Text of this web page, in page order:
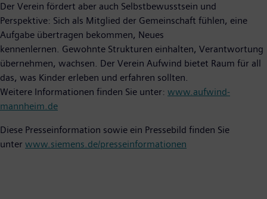
Der Verein fördert aber auch Selbstbewusstsein und
Perspektive: Sich als Mitglied der Gemeinschaft fühlen, eine
Aufgabe übertragen bekommen, Neues
kennenlernen. Gewohnte Strukturen einhalten, Verantwortung
übernehmen, wachsen. Der Verein Aufwind bietet Raum für all
das, was Kinder erleben und erfahren sollten.
Weitere Informationen finden Sie unter: www.aufwind-
mannheim.de
Diese Presseinformation sowie ein Pressebild finden Sie
unter www.siemens.de/presseinformationen